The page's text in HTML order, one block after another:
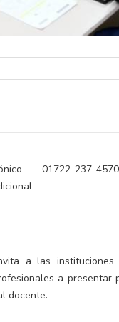
01722-237-
a las
a
docente.